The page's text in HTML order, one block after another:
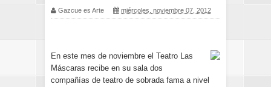
Gazcue es Arte miércoles, noviembre 07, 2012
En este mes de noviembre el Teatro Las
Máscaras recibe en su sala dos
compañías de teatro de sobrada fama a nivel